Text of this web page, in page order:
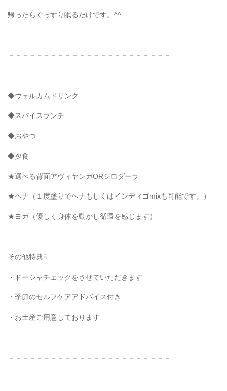
帰ったらぐっすり眠るだけです。^^
－－－－－－－－－－－－－－－－－－－－－－－
◆ウェルカムドリンク
◆スパイスランチ
◆おやつ
◆夕食
★選べる背面アヴィヤンガORシロダーラ
★ヘナ（１度塗りでヘナもしくはインディゴmixも可能です。）
★ヨガ（優しく身体を動かし循環を感じます）
その他特典☟
・ドーシャチェックをさせていただきます
・季節のセルフケアアドバイス付き
・お土産ご用意しております
－－－－－－－－－－－－－－－－－－－－－－－